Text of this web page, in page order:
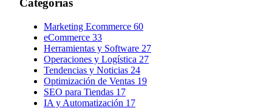
Categorías
Marketing Ecommerce 60
eCommerce 33
Herramientas y Software 27
Operaciones y Logística 27
Tendencias y Noticias 24
Optimización de Ventas 19
SEO para Tiendas 17
IA y Automatización 17